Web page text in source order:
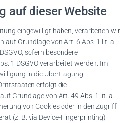
auf dieser Website
eingewilligt haben, verarbeiten wir
auf Grundlage von Art. 6 Abs. 1 lit. a
sofern besondere
1 DSGVO verarbeitet werden. Im
in die Übertragung
erfolgt die
Grundlage von Art. 49 Abs. 1 lit. a
von Cookies oder in den Zugriff
(z. B. via Device-Fingerprinting)